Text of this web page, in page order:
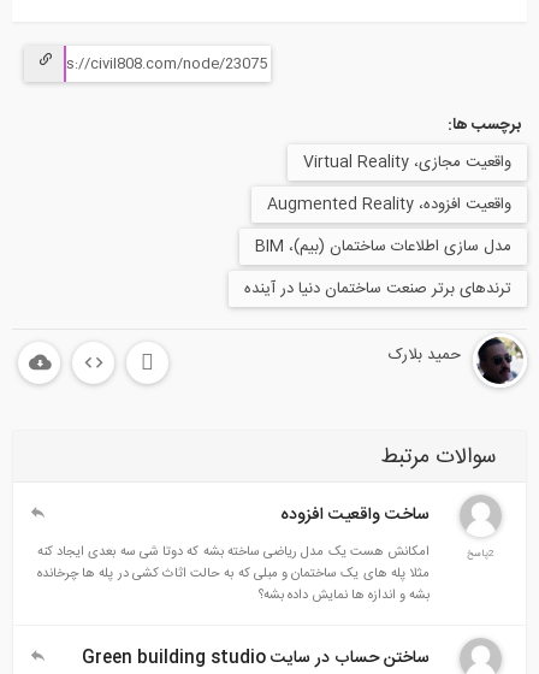
برچسب ها:
واقعیت مجازی، Virtual Reality
واقعیت افزوده، Augmented Reality
مدل سازی اطلاعات ساختمان (بیم)، BIM
ترندهای برتر صنعت ساختمان دنیا در آینده
حمید بلارک
سوالات مرتبط
ساخت واقعیت افزوده
امکانش هست یک مدل ریاضی ساخته بشه که دوتا شی سه بعدی ایجاد کنه
مثلا پله های یک ساختمان و مبلی که به حالت اثاث کشی در پله ها چرخانده
بشه و اندازه ها نمایش داده بشه؟
ساختن حساب در سایت Green building studio